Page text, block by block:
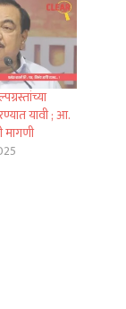
यावी ; आ.